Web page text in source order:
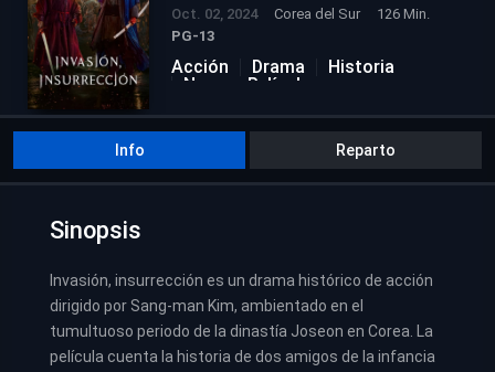
Oct. 02, 2024 Corea del Sur
126 Min.
PG-13
Acción Drama
Historia
Nuevas Películas
Info Reparto
Sinopsis
Invasión, insurrección es un drama histórico de acción
dirigido por Sang-man Kim, ambientado en el
tumultuoso periodo de la dinastía Joseon en Corea. La
película cuenta la historia de dos amigos de la infancia